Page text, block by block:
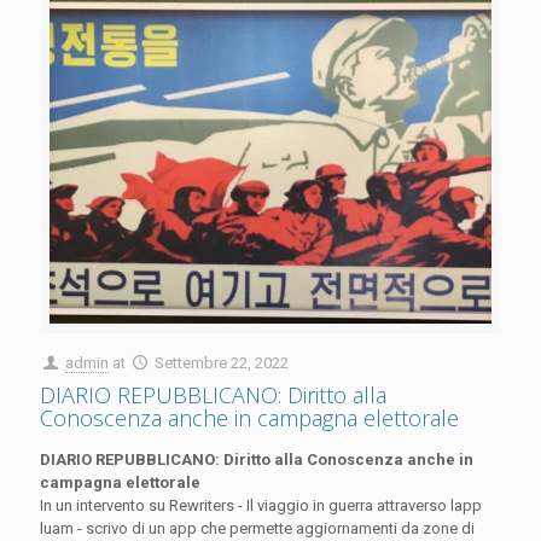
admin at Settembre 22, 2022
DIARIO REPUBBLICANO: Diritto alla
Conoscenza anche in campagna elettorale
DIARIO REPUBBLICANO: Diritto alla Conoscenza anche in
campagna elettorale
In un intervento su Rewriters - Il viaggio in guerra attraverso lapp
luam - scrivo di un app che permette aggiornamenti da zone di